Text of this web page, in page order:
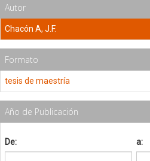
Autor
Chacón A, J.F.
Formato
tesis de maestría
Año de Publicación
De: a: